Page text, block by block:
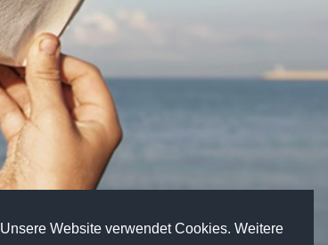
Unsere Website verwendet Cookies. Weitere